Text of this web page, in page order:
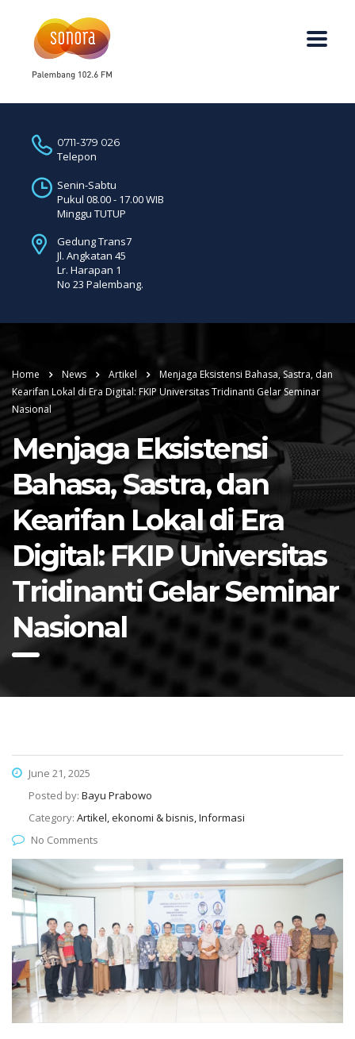
0711-379 026
Telepon
Senin-Sabtu
Pukul 08.00 - 17.00 WIB
Minggu TUTUP
Gedung Trans7
Jl. Angkatan 45
Lr. Harapan 1
No 23 Palembang.
Home News Artikel
Menjaga Eksistensi Bahasa, Sastra, dan
Kearifan Lokal di Era Digital: FKIP Universitas Tridinanti Gelar Seminar
Nasional
Menjaga Eksistensi
Bahasa, Sastra, dan
Kearifan Lokal di Era
Digital: FKIP Universitas
Tridinanti Gelar Seminar
Nasional
June 21, 2025
Posted by: Bayu Prabowo
Category: Artikel, ekonomi & bisnis, Informasi
No Comments